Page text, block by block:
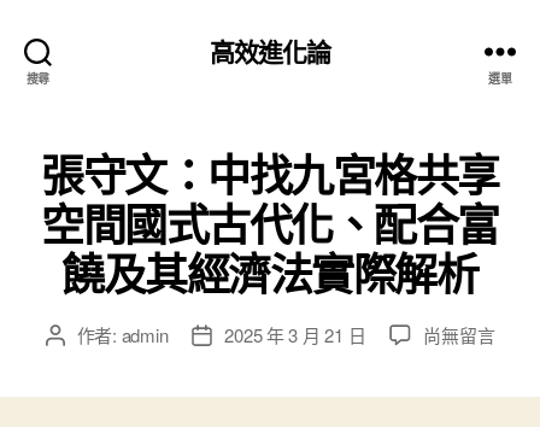
搜尋
高效進化論
選單
張守文：中找九宮格共享
空間國式古代化、配合富
饒及其經濟法實際解析
文 作者: admin
文 2025 年 3 月 21 日
在
尚無留言